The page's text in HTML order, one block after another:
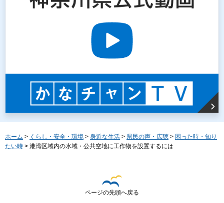
ホーム > くらし・安全・環境 > 身近な生活 > 県民の声・広聴 > 困った時・知り
たい時 > 港湾区域内の水域・公共空地に工作物を設置するには
ページの先頭へ戻る